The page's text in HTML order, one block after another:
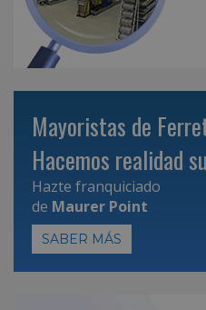
Mayoristas de
Hacemos realidad
Hazte franquiciado
de Maurer Point
SABER MÁS